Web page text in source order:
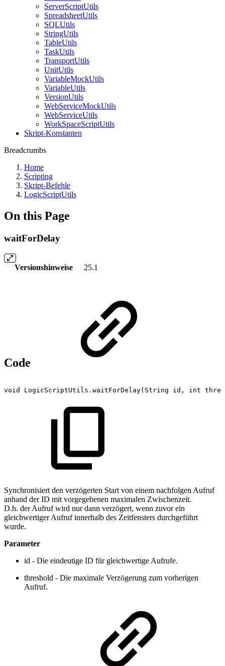
ServerScriptUtils
SpreadsheetUtils
SQLUtils
StringUtils
TableUtils
TaskUtils
TransportUtils
UnitUtils
VariableMockUtils
VariableUtils
VersionUtils
WebServiceMockUtils
WebServiceUtils
WorkSpaceScriptUtils
Skript-Konstanten
Breadcrumbs
Home
Scripting
Skript-Befehle
LogicScriptUtils
On this Page
waitForDelay
Versionshinweise 25.1
Code
void LogicScriptUtils.waitForDelay(String id, int
Synchronisiert den verzögerten Start von einem nachfolgen Aufruf
anhand der ID mit vorgegebenen maximalen Zwischenzeit.
D.h. der Aufruf wird nur dann verzögert, wenn zuvor ein
gleichwertiger Aufruf innerhalb des Zeitfensters durchgeführt
wurde.
Parameter
id - Die eindeutige ID für gleichwertige Aufrufe.
threshold - Die maximale Verzögerung zum vorherigen
Aufruf.